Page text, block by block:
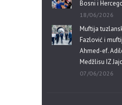
Bosni i
18/06/2026
Muftija
Fazlović i
Ahmed-ef.
Medžlisu IZ
07/06/2026